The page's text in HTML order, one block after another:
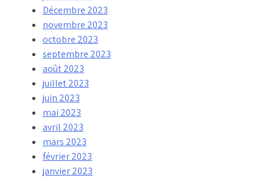
Décembre 2023
novembre 2023
octobre 2023
septembre 2023
août 2023
juillet 2023
juin 2023
mai 2023
avril 2023
mars 2023
février 2023
janvier 2023